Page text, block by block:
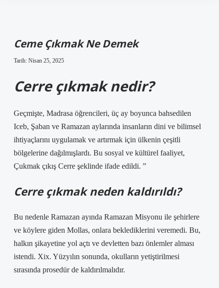
Ceme Çıkmak Ne Demek
Tarih: Nisan 25, 2025
Cerre çıkmak nedir?
Geçmişte, Madrasa öğrencileri, üç ay boyunca bahsedilen
Iceb, Şaban ve Ramazan aylarında insanların dini ve bilimsel
ihtiyaçlarını uygulamak ve artırmak için ülkenin çeşitli
bölgelerine dağılmışlardı. Bu sosyal ve kültürel faaliyet,
Çukmak çıkış Cerre şeklinde ifade edildi. ”
Cerre çıkmak neden kaldırıldı?
Bu nedenle Ramazan ayında Ramazan Misyonu ile şehirlere
ve köylere giden Mollas, onlara beklediklerini veremedi. Bu,
halkın şikayetine yol açtı ve devletten bazı önlemler alması
istendi. Xix. Yüzyılın sonunda, okulların yetiştirilmesi
sırasında prosedür de kaldırılmalıdır.